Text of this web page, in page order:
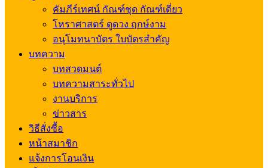
คัมภีร์เทศน์ กัณฑ์ชุด กัณฑ์เดี่ยว
โหราศาสตร์ ดูดวง ฤกษ์งาม
อนุโมทนาบัตร ใบบัตรสำคัญ
บทความ
บทสวดมนต์
บทความสาระทั่วไป
งานบริการ
ข่าวสาร
วิธีสั่งซื้อ
หน้าสมาชิก
แจ้งการโอนเงิน